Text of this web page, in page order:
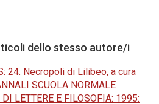
dello stesso autore/i
24. Necropoli di Lilibeo, a cura
SCUOLA NORMALE
LETTERE E FILOSOFIA: 1995: